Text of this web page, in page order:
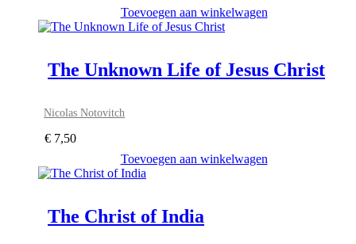
Toevoegen aan winkelwagen
The Unknown Life of Jesus Christ
Nicolas Notovitch
€ 7,50
Toevoegen aan winkelwagen
The Christ of India